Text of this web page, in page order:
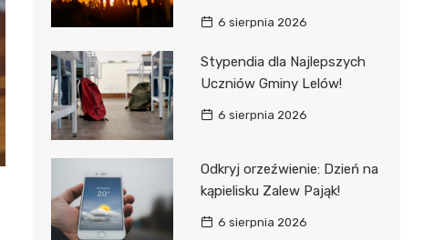
6 sierpnia 2026
Stypendia dla Najlepszych
Uczniów Gminy Lelów!
6 sierpnia 2026
Odkryj orzeźwienie: Dzień na
kąpielisku Zalew Pająk!
6 sierpnia 2026